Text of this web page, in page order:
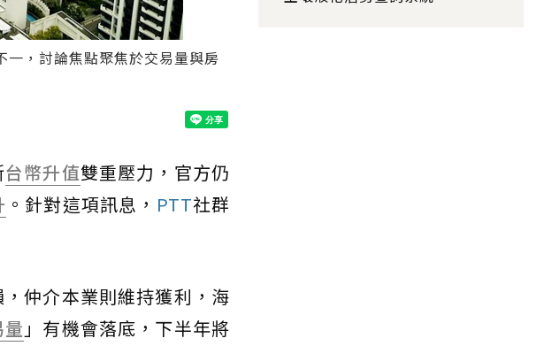
，討論焦點聚焦於交易量與房
台幣升值雙重壓力，官方仍
。針對這項訊息， PTT社群
仲介本業則維持獲利，海
」有機會落底，下半年將